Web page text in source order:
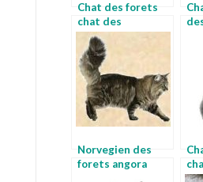
Chat des forets
chat des
montagnes
norvegiennes
Norvegien des
forets angora